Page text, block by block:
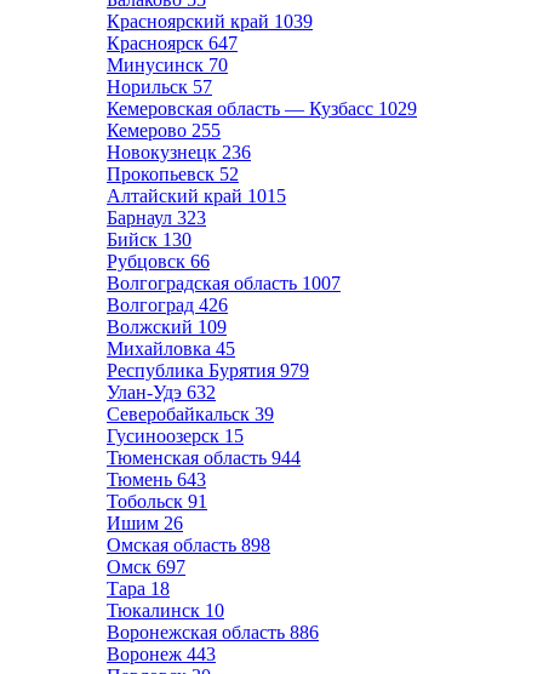
Красноярский край 1039
Красноярск 647
Минусинск 70
Норильск 57
Кемеровская область — Кузбасс 1029
Кемерово 255
Новокузнецк 236
Прокопьевск 52
Алтайский край 1015
Барнаул 323
Бийск 130
Рубцовск 66
Волгоградская область 1007
Волгоград 426
Волжский 109
Михайловка 45
Республика Бурятия 979
Улан-Удэ 632
Северобайкальск 39
Гусиноозерск 15
Тюменская область 944
Тюмень 643
Тобольск 91
Ишим 26
Омская область 898
Омск 697
Тара 18
Тюкалинск 10
Воронежская область 886
Воронеж 443